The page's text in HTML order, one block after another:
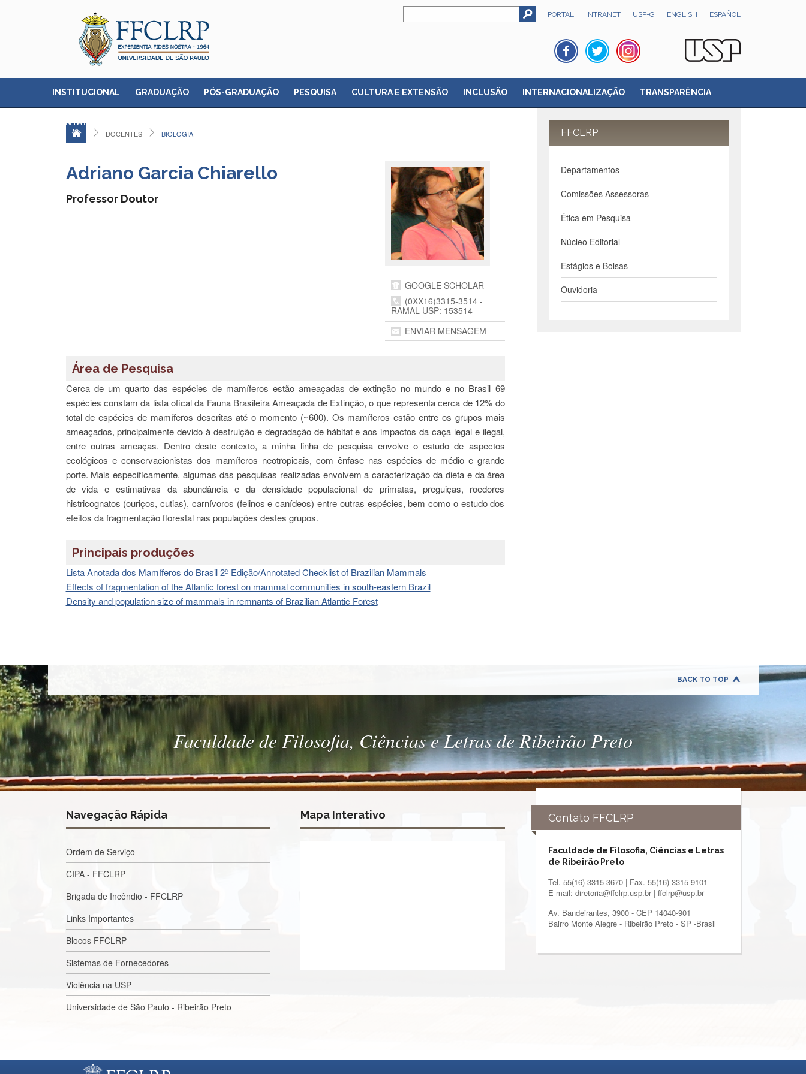
PORTAL INTRANET USP-G ENGLISH ESPAÑOL
INSTITUCIONAL GRADUAÇÃO PÓS-GRADUAÇÃO PESQUISA CULTURA E EXTENSÃO INCLUSÃO INTERNACIONALIZAÇÃO TRANSPARÊNCIA
CONTATO
DOCENTES
BIOLOGIA
GOOGLE SCHOLAR
(0XX16)3315-3514 -
RAMAL USP: 153514
ENVIAR MENSAGEM
Adriano Garcia Chiarello
Professor Doutor
Área de Pesquisa
Cerca de um quarto das espécies de mamíferos estão ameaçadas de extinção no mundo e no Brasil 69
espécies constam da lista ofical da Fauna Brasileira Ameaçada de Extinção, o que representa cerca de 12% do
total de espécies de mamíferos descritas até o momento (~600). Os mamíferos estão entre os grupos mais
ameaçados, principalmente devido à destruição e degradação de hábitat e aos impactos da caça legal e ilegal,
entre outras ameaças. Dentro deste contexto, a minha linha de pesquisa envolve o estudo de aspectos
ecológicos e conservacionistas dos mamíferos neotropicais, com ênfase nas espécies de médio e grande
porte. Mais especificamente, algumas das pesquisas realizadas envolvem a caracterização da dieta e da área
de vida e estimativas da abundância e da densidade populacional de primatas, preguiças, roedores
histricognatos (ouriços, cutias), carnívoros (felinos e canídeos) entre outras espécies, bem como o estudo dos
efeitos da fragmentação florestal nas populações destes grupos.
Principais produções
Lista Anotada dos Mamíferos do Brasil 2ª Edição/Annotated Checklist of Brazilian Mammals
Effects of fragmentation of the Atlantic forest on mammal communities in south-eastern Brazil
Density and population size of mammals in remnants of Brazilian Atlantic Forest
FFCLRP
Departamentos
Comissões Assessoras
Ética em Pesquisa
Núcleo Editorial
Estágios e Bolsas
Ouvidoria
BACK TO TOP
Faculdade de Filosofia, Ciências e Letras de Ribeirão Preto
Navegação Rápida
Ordem de Serviço
CIPA - FFCLRP
Brigada de Incêndio - FFCLRP
Links Importantes
Blocos FFCLRP
Sistemas de Fornecedores
Violência na USP
Universidade de São Paulo - Ribeirão Preto
Mapa Interativo Contato FFCLRP
Faculdade de Filosofia, Ciências e Letras
de Ribeirão Preto
Tel. 55(16) 3315-3670 | Fax. 55(16) 3315-9101
E-mail: diretoria@ffclrp.usp.br | ffclrp@usp.br
Av. Bandeirantes, 3900 - CEP 14040-901
Bairro Monte Alegre - Ribeirão Preto - SP -Brasil